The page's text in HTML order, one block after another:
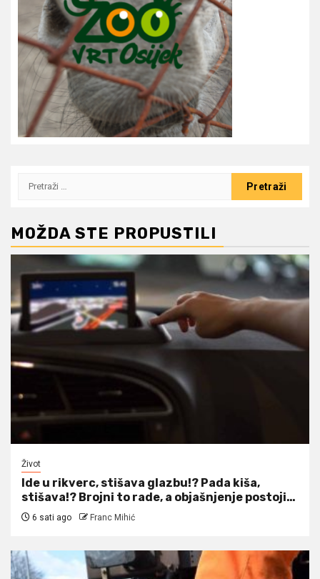
Pretraži:
MOŽDA STE PROPUSTILI
Život
Ide u rikverc, stišava glazbu!? Pada kiša,
stišava!? Brojni to rade, a objašnjenje postoji…
6 sati ago Franc Mihić